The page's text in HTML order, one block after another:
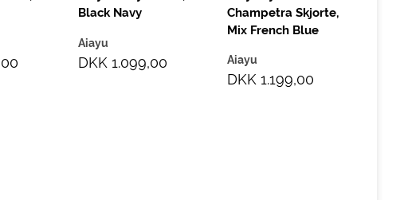
Black Navy
Aiayu
DKK 1.099,00
Champetra Skjorte,
Mix French Blue
Aiayu
DKK 1.199,00